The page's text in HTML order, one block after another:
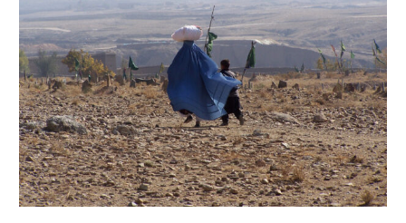
Afganistaniin